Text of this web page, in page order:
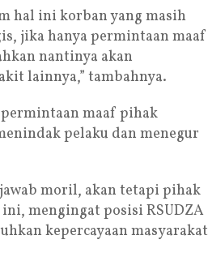
hal ini korban yang masih
jika hanya permintaan maaf
nantinya akan
lainnya,” tambahnya.
maaf pihak
pelaku dan menegur
moril, akan tetapi pihak
mengingat posisi RSUDZA
kepercayaan masyarakat